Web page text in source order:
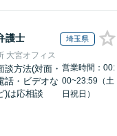
護士 埼玉県
大宮オフィス
談方法(対面・
話・ビデオな
)は応相談
営業時間：00:
00~23:59（土
日祝日）